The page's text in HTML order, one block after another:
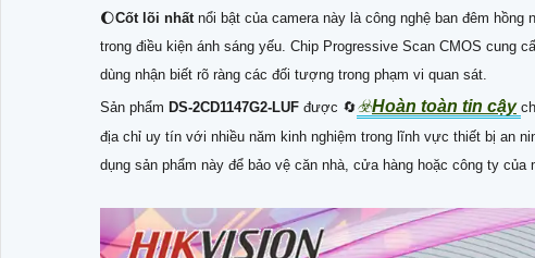
🌔Cốt lõi nhất nổi bật của camera này là công nghệ ban đêm
trong điều kiện ánh sáng yếu. Chip Progressive Scan CMOS cung
dùng nhận biết rõ ràng các đối tượng trong phạm vi quan sát.
Sản phẩm DS-2CD1147G2-LUF được 🔄☣️Hoàn toàn tin cậy
địa chỉ uy tín với nhiều năm kinh nghiệm trong lĩnh vực thiết bị an
dụng sản phẩm này để bảo vệ căn nhà, cửa hàng hoặc công ty của